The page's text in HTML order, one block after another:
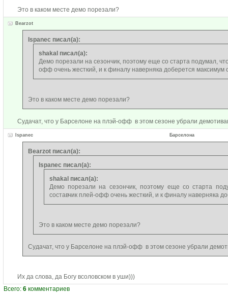
Это в каком месте демо порезали?
Bearzot
Ispanec писал(а):
shakal писал(а):
Демо порезали на сезончик, поэтому еще со старта подумал,
офф очень жесткий, и к финалу наверняка доберется максимум
Это в каком месте демо порезали?
Судачат, что у Барселоне на плэй-офф в этом сезоне убрали
Ispanec Барселона
Bearzot писал(а):
Ispanec писал(а):
shakal писал(а):
Демо порезали на сезончик, поэтому еще со старта
составчик плей-офф очень жесткий, и к финалу наверняка
Это в каком месте демо порезали?
Судачат, что у Барселоне на плэй-офф в этом сезоне убрали
Их да слова, да Богу всоловском в уши)))
Всего: 6 комментариев